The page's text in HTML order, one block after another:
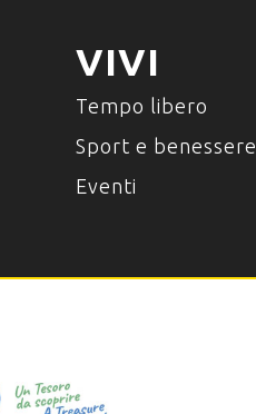
VIVI
Tempo libero
Sport e benessere
Eventi